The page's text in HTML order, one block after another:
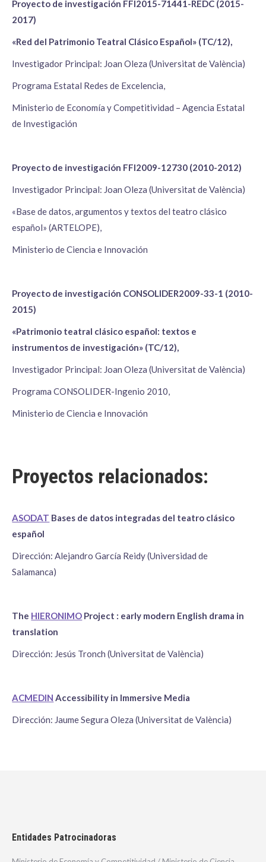
Proyecto de investigación FFI2015-71441-REDC (2015-
2017)
«Red del Patrimonio Teatral Clásico Español» (TC/12),
Investigador Principal: Joan Oleza (Universitat de València)
Programa Estatal Redes de Excelencia,
Ministerio de Economía y Competitividad – Agencia Estatal
de Investigación
Proyecto de investigación FFI2009-12730 (2010-2012)
Investigador Principal: Joan Oleza (Universitat de València)
«Base de datos, argumentos y textos del teatro clásico
español» (ARTELOPE),
Ministerio de Ciencia e Innovación
Proyecto de investigación CONSOLIDER2009-33-1 (2010-
2015)
«Patrimonio teatral clásico español: textos e
instrumentos de investigación» (TC/12),
Investigador Principal: Joan Oleza (Universitat de València)
Programa CONSOLIDER-Ingenio 2010,
Ministerio de Ciencia e Innovación
Proyectos relacionados:
ASODAT Bases de datos integradas del teatro clásico
español
Dirección: Alejandro García Reidy (Universidad de
Salamanca)
The HIERONIMO Project : early modern English drama in
translation
Dirección: Jesús Tronch (Universitat de València)
ACMEDIN Accessibility in Immersive Media
Dirección: Jaume Segura Oleza (Universitat de València)
Entidades Patrocinadoras